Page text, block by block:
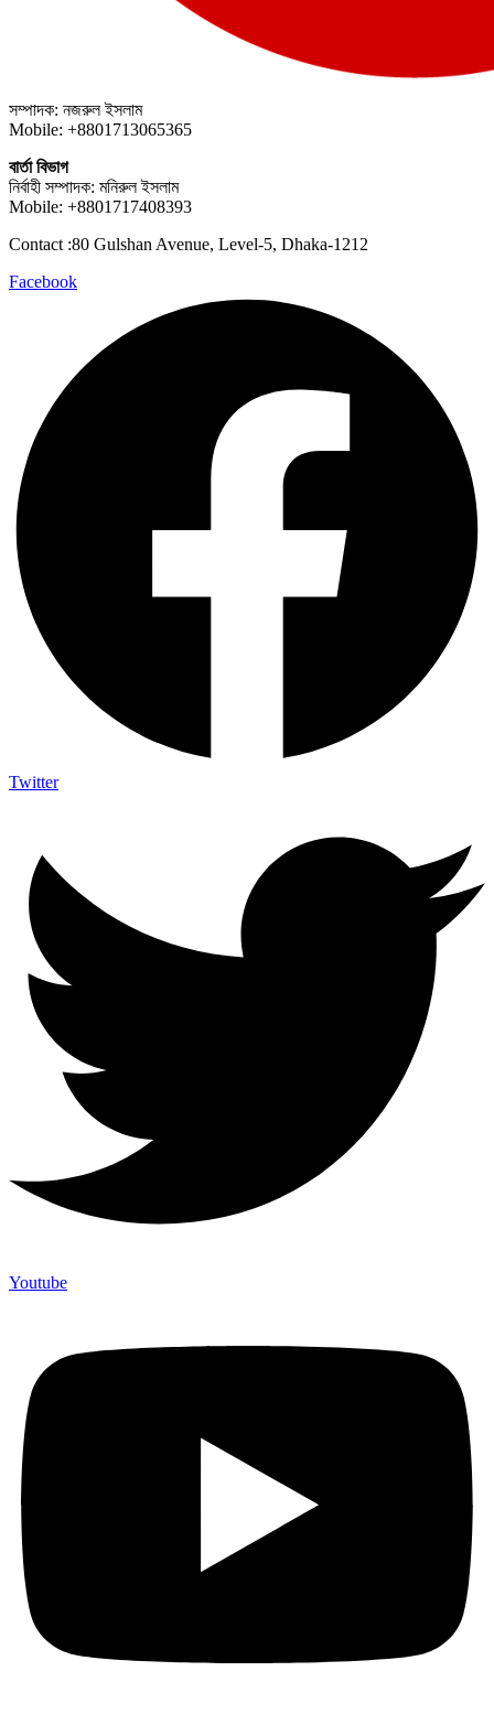
সম্পাদক: নজরুল ইসলাম
Mobile: +8801713065365
বার্তা বিভাগ
নির্বাহী সম্পাদক: মনিরুল ইসলাম
Mobile: +8801717408393
Contact :80 Gulshan Avenue, Level-5, Dhaka-1212
Facebook
Twitter
Youtube